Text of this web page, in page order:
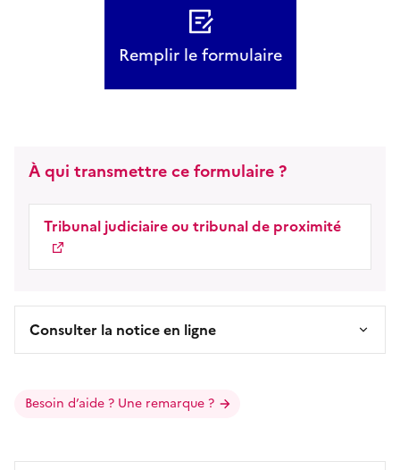
Remplir le formulaire
À qui transmettre ce formulaire ?
Tribunal judiciaire ou tribunal de proximité
Consulter la notice en ligne
Besoin d’aide ? Une remarque ?